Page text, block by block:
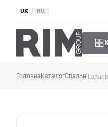
UK RU
Головна КаталогСпальні